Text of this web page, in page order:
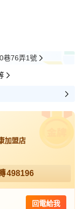
巷76弄1號
加盟店
498196
回電給我